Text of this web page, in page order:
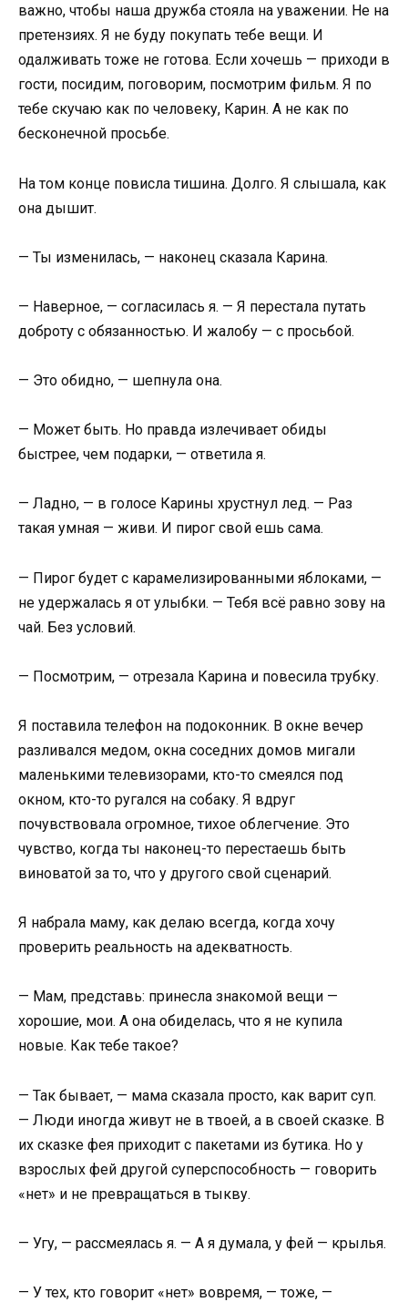
важно, чтобы наша дружба стояла на уважении. Не на
претензиях. Я не буду покупать тебе вещи. И
одалживать тоже не готова. Если хочешь — приходи в
гости, посидим, поговорим, посмотрим фильм. Я по
тебе скучаю как по человеку, Карин. А не как по
бесконечной просьбе.
На том конце повисла тишина. Долго. Я слышала, как
она дышит.
— Ты изменилась, — наконец сказала Карина.
— Наверное, — согласилась я. — Я перестала путать
доброту с обязанностью. И жалобу — с просьбой.
— Это обидно, — шепнула она.
— Может быть. Но правда излечивает обиды
быстрее, чем подарки, — ответила я.
— Ладно, — в голосе Карины хрустнул лед. — Раз
такая умная — живи. И пирог свой ешь сама.
— Пирог будет с карамелизированными яблоками, —
не удержалась я от улыбки. — Тебя всё равно зову на
чай. Без условий.
— Посмотрим, — отрезала Карина и повесила трубку.
Я поставила телефон на подоконник. В окне вечер
разливался медом, окна соседних домов мигали
маленькими телевизорами, кто-то смеялся под
окном, кто-то ругался на собаку. Я вдруг
почувствовала огромное, тихое облегчение. Это
чувство, когда ты наконец-то перестаешь быть
виноватой за то, что у другого свой сценарий.
Я набрала маму, как делаю всегда, когда хочу
проверить реальность на адекватность.
— Мам, представь: принесла знакомой вещи —
хорошие, мои. А она обиделась, что я не купила
новые. Как тебе такое?
— Так бывает, — мама сказала просто, как варит суп.
— Люди иногда живут не в твоей, а в своей сказке. В
их сказке фея приходит с пакетами из бутика. Но у
взрослых фей другой суперспособность — говорить
«нет» и не превращаться в тыкву.
— Угу, — рассмеялась я. — А я думала, у фей — крылья.
— У тех, кто говорит «нет» вовремя, — тоже, —